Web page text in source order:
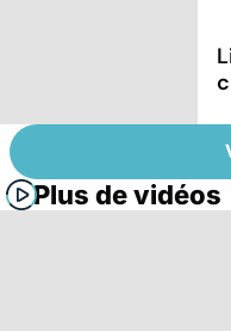
Plus de vidéos